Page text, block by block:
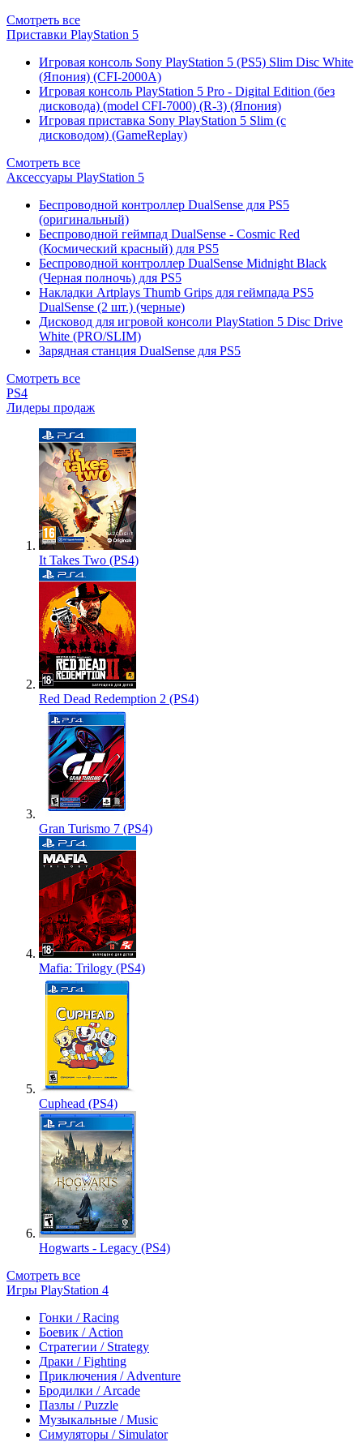
Смотреть все
Приставки PlayStation 5
Игровая консоль Sony PlayStation 5 (PS5) Slim Disc White
(Япония) (CFI-2000A)
Игровая консоль PlayStation 5 Pro - Digital Edition (без
дисковода) (model CFI-7000) (R-3) (Япония)
Игровая приставка Sony PlayStation 5 Slim (с
дисководом) (GameReplay)
Смотреть все
Аксессуары PlayStation 5
Беспроводной контроллер DualSense для PS5
(оригинальный)
Беспроводной геймпад DualSense - Cosmic Red
(Космический красный) для PS5
Беспроводной контроллер DualSense Midnight Black
(Черная полночь) для PS5
Накладки Artplays Thumb Grips для геймпада PS5
DualSense (2 шт.) (черные)
Дисковод для игровой консоли PlayStation 5 Disc Drive
White (PRO/SLIM)
Зарядная станция DualSense для PS5
Смотреть все
PS4
Лидеры продаж
It Takes Two (PS4)
Red Dead Redemption 2 (PS4)
Gran Turismo 7 (PS4)
Mafia: Trilogy (PS4)
Cuphead (PS4)
Hogwarts - Legacy (PS4)
Смотреть все
Игры PlayStation 4
Гонки / Racing
Боевик / Action
Стратегии / Strategy
Драки / Fighting
Приключения / Adventure
Бродилки / Arcade
Пазлы / Puzzle
Музыкальные / Music
Симуляторы / Simulator